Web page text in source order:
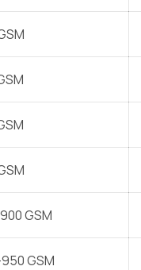
GSM
GSM